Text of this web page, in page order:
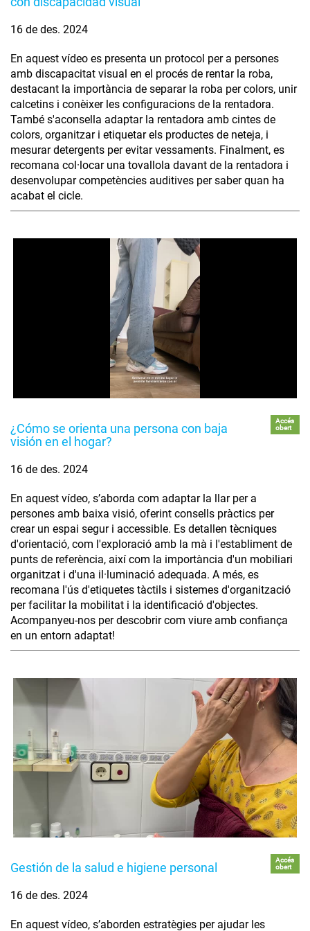
16 de des. 2024
En aquest vídeo es presenta un protocol per a persones
amb discapacitat visual en el procés de rentar la roba,
destacant la importància de separar la roba per colors, unir
calcetins i conèixer les configuracions de la rentadora.
També s'aconsella adaptar la rentadora amb cintes de
colors, organitzar i etiquetar els productes de neteja, i
mesurar detergents per evitar vessaments. Finalment, es
recomana col·locar una tovallola davant de la rentadora i
desenvolupar competències auditives per saber quan ha
acabat el cicle.
¿Cómo se orienta una persona con baja
visión en el hogar?
Accés
obert
16 de des. 2024
En aquest vídeo, s’aborda com adaptar la llar per a
persones amb baixa visió, oferint consells pràctics per
crear un espai segur i accessible. Es detallen tècniques
d'orientació, com l'exploració amb la mà i l'establiment de
punts de referència, així com la importància d'un mobiliari
organitzat i d'una il·luminació adequada. A més, es
recomana l'ús d'etiquetes tàctils i sistemes d'organització
per facilitar la mobilitat i la identificació d'objectes.
Acompanyeu-nos per descobrir com viure amb confiança
en un entorn adaptat!
Gestión de la salud e higiene personal
Accés
obert
16 de des. 2024
En aquest vídeo, s’aborden estratègies per ajudar les